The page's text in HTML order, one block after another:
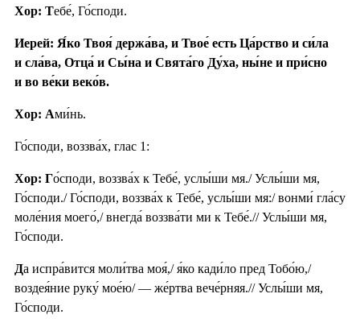
Хор: Тебе́, Го́споди.
Иерей: Я́ко Твоя́ держа́ва, и Твое́ есть Ца́рство и си́ла
и сла́ва, Отца́ и Сы́на и Свята́го Ду́ха, ны́не и при́сно
и во ве́ки веко́в.
Хор: Ами́нь.
Го́споди, воззва́х, глас 1:
Хор: Го́споди, воззва́х к Тебе́, услы́ши мя./ Услы́ши мя,
Го́споди./ Го́споди, воззва́х к Тебе́, услы́ши мя:/ вонми́ гла́су
моле́ния моего́,/ внегда́ воззва́ти ми к Тебе́.// Услы́ши мя,
Го́споди.
Да испра́вится моли́тва моя́,/ я́ко кади́ло пред Тобо́ю,/
воздея́ние руку́ мое́ю/ — же́ртва вече́рняя.// Услы́ши мя,
Го́споди.